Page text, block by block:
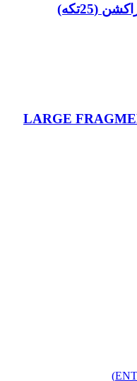
ست پلویس لگن ریکانس تراکشن (25تکه)